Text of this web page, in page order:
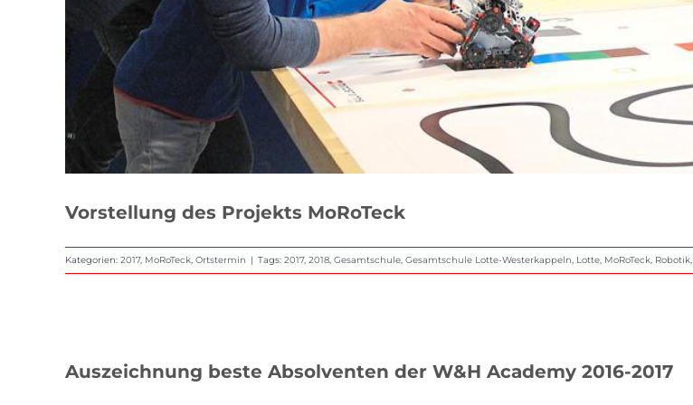
Vorstellung des Projekts MoRoTeck
Kategorien: 2017, MoRoTeck, Ortstermin | Tags: 2017, 2018, Gesamtschule, Gesamtschule Lotte-Westerkappeln, Lotte, MoRoTeck, Robotik,
Auszeichnung beste Absolventen der W&H Academy 2016-2017